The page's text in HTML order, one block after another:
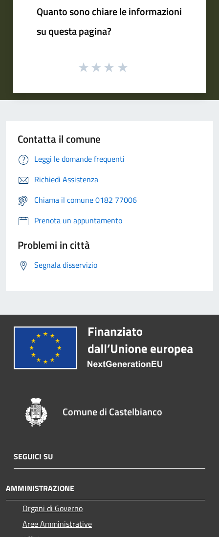
Quanto sono chiare le informazioni
su questa pagina?
Contatta il comune
Leggi le domande frequenti
Richiedi Assistenza
Chiama il comune 0182 77006
Prenota un appuntamento
Problemi in città
Segnala disservizio
Comune di Castelbianco
SEGUICI SU
AMMINISTRAZIONE
Organi di Governo
Aree Amministrative